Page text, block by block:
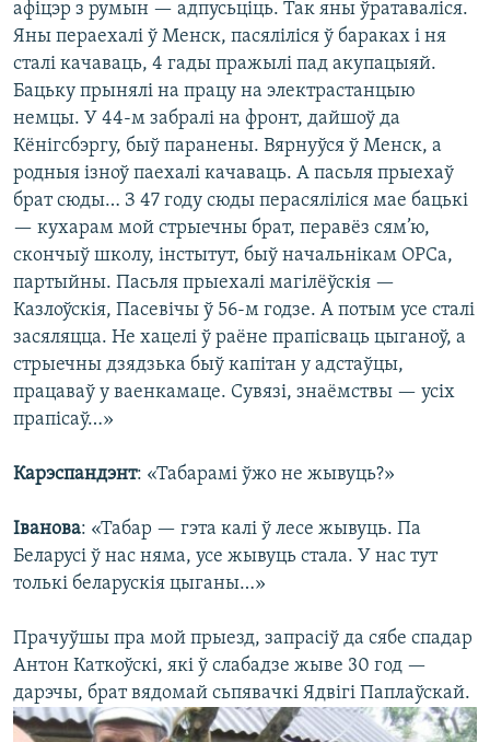
афіцэр з румын — адпусьціць. Так яны ўратаваліся.
Яны пераехалі ў Менск, пасяліліся ў бараках і ня
сталі качаваць, 4 гады пражылі пад акупацыяй.
Бацьку прынялі на працу на электрастанцыю
немцы. У 44-м забралі на фронт, дайшоў да
Кёнігсбэргу, быў паранены. Вярнуўся ў Менск, а
родныя ізноў паехалі качаваць. А пасьля прыехаў
брат сюды… З 47 году сюды перасяліліся мае бацькі
— кухарам мой стрыечны брат, перавёз сям’ю,
скончыў школу, інстытут, быў начальнікам ОРСа,
партыйны. Пасьля прыехалі магілёўскія —
Казлоўскія, Пасевічы ў 56-м годзе. А потым усе сталі
засяляцца. Не хацелі ў раёне прапісваць цыганоў, а
стрыечны дзядзька быў капітан у адстаўцы,
працаваў у ваенкамаце. Сувязі, знаёмствы — усіх
прапісаў…»
Карэспандэнт: «Табарамі ўжо не жывуць?»
Іванова: «Табар — гэта калі ў лесе жывуць. Па
Беларусі ў нас няма, усе жывуць стала. У нас тут
толькі беларускія цыганы…»
Прачуўшы пра мой прыезд, запрасіў да сябе спадар
Антон Каткоўскі, які ў слабадзе жыве 30 год —
дарэчы, брат вядомай сьпявачкі Ядвігі Паплаўскай.